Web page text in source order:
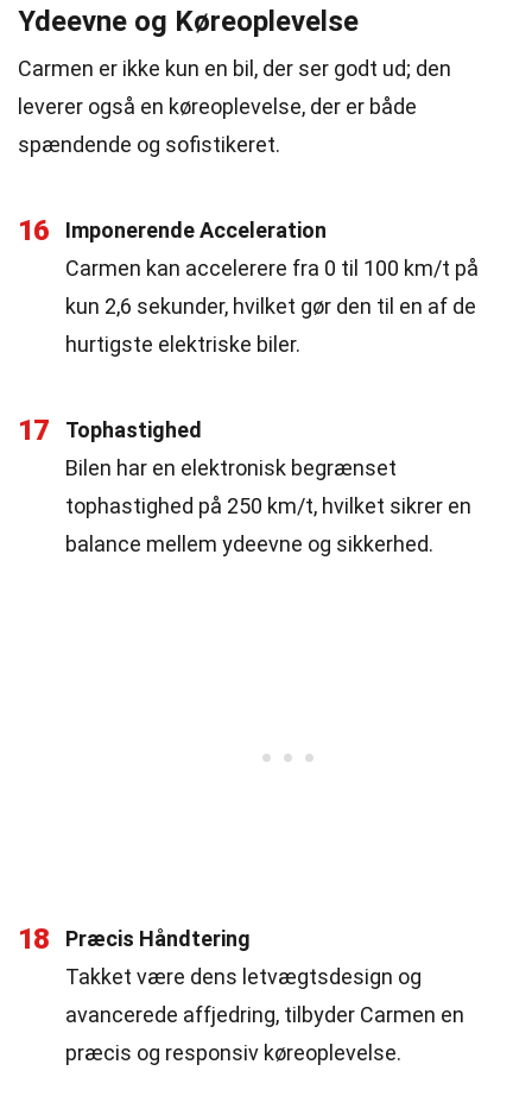
Ydeevne og Køreoplevelse
Carmen er ikke kun en bil, der ser godt ud; den
leverer også en køreoplevelse, der er både
spændende og sofistikeret.
16
Imponerende Acceleration
Carmen kan accelerere fra 0 til 100 km/t på
kun 2,6 sekunder, hvilket gør den til en af de
hurtigste elektriske biler.
17
Tophastighed
Bilen har en elektronisk begrænset
tophastighed på 250 km/t, hvilket sikrer en
balance mellem ydeevne og sikkerhed.
18
Præcis Håndtering
Takket være dens letvægtsdesign og
avancerede affjedring, tilbyder Carmen en
præcis og responsiv køreoplevelse.